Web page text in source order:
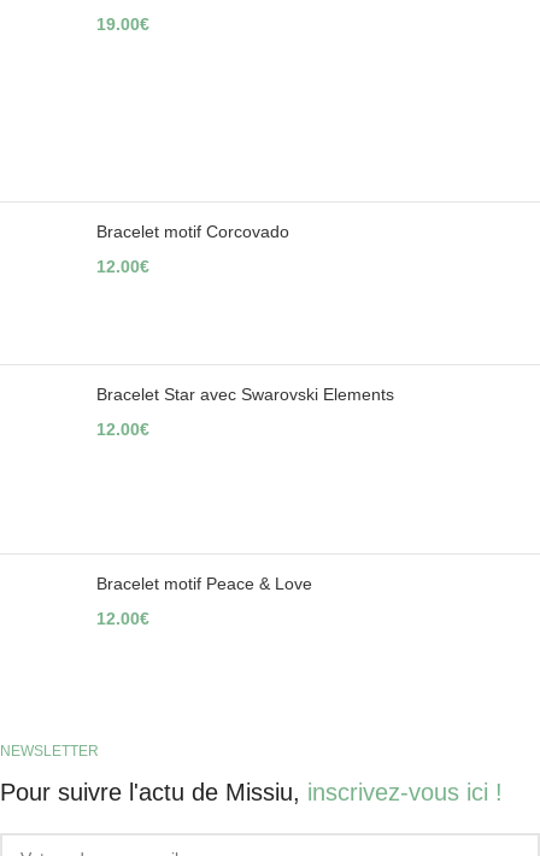
19.00€
Bracelet motif Corcovado
12.00€
Bracelet Star avec Swarovski Elements
12.00€
Bracelet motif Peace & Love
12.00€
NEWSLETTER
Pour suivre l'actu de Missiu, inscrivez-vous ici !